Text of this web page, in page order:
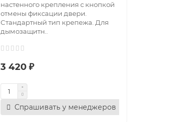
настенного крепления с кнопкой
отмены фиксации двери.
Стандартный тип крепежа. Для
дымозащитн..
3 420 ₽
Спрашивать у менеджеров